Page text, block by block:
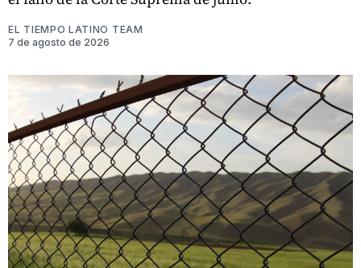
EL TIEMPO LATINO TEAM
7 de agosto de 2026